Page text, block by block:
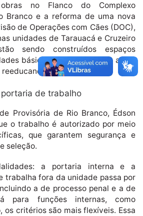
no Flanco do Complexo
Branco e a reforma de uma nova
de Operações com Cães (DOC),
unidades de Tarauacá e Cruzeiro
sendo construídos espaços
básicas de saúde com o apoio
de trabalho
Provisória de Rio Branco, Édson
o trabalho é autorizado por meio
que garantem segurança e
seleção.
a portaria interna e a
trabalha fora da unidade passa por
a de processo penal e a de
para funções internas, como
os critérios são mais flexíveis. Essa